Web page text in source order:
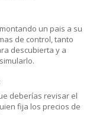
un pais a su
de control, tanto
descubierta y a
deberías revisar el
fija los precios de